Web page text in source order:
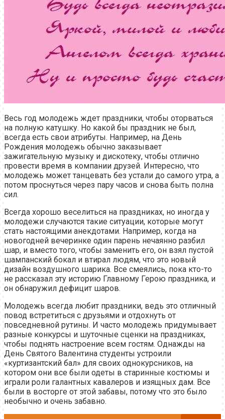
Весь год молодежь ждет праздники, чтобы оторваться
на полную катушку. Но какой бы праздник не был,
всегда есть свои атрибуты. Например, на День
Рождения молодежь обычно заказывает
зажигательную музыку и дискотеку, чтобы отлично
провести время в компании друзей. Интересно, что
молодежь может танцевать без устали до самого утра, а
потом проснуться через пару часов и снова быть полна
сил.
Всегда хорошо веселиться на праздниках, но иногда у
молодежи случаются такие ситуации, которые могут
стать настоящими анекдотами. Например, когда на
новогодней вечеринке один парень нечаянно разбил
шар, и вместо того, чтобы заменить его, он взял пустой
шампанский бокал и втирал людям, что это новый
дизайн воздушного шарика. Все смеялись, пока кто-то
не рассказал эту историю Главному Герою праздника, и
он обнаружил дефицит шаров.
Молодежь всегда любит праздники, ведь это отличный
повод встретиться с друзьями и отдохнуть от
повседневной рутины. И часто молодежь придумывает
разные конкурсы и шуточные сценки на праздниках,
чтобы поднять настроение всем гостям. Однажды на
День Святого Валентина студенты устроили
«куртизантский бал» для своих однокурсников, на
котором они все были одеты в старинные костюмы и
играли роли галантных кавалеров и изящных дам. Все
были в восторге от этой забавы, потому что это было
необычно и очень забавно.